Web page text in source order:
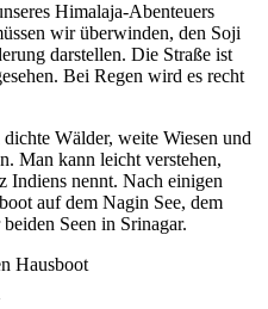
Himalaja-Abenteuers
wir überwinden, den Soji
darstellen. Die Straße ist
Bei Regen wird es recht
Wälder, weite Wiesen und
Man kann leicht verstehen,
Indiens nennt. Nach einigen
auf dem Nagin See, dem
Seen in Srinagar.
Hausboot